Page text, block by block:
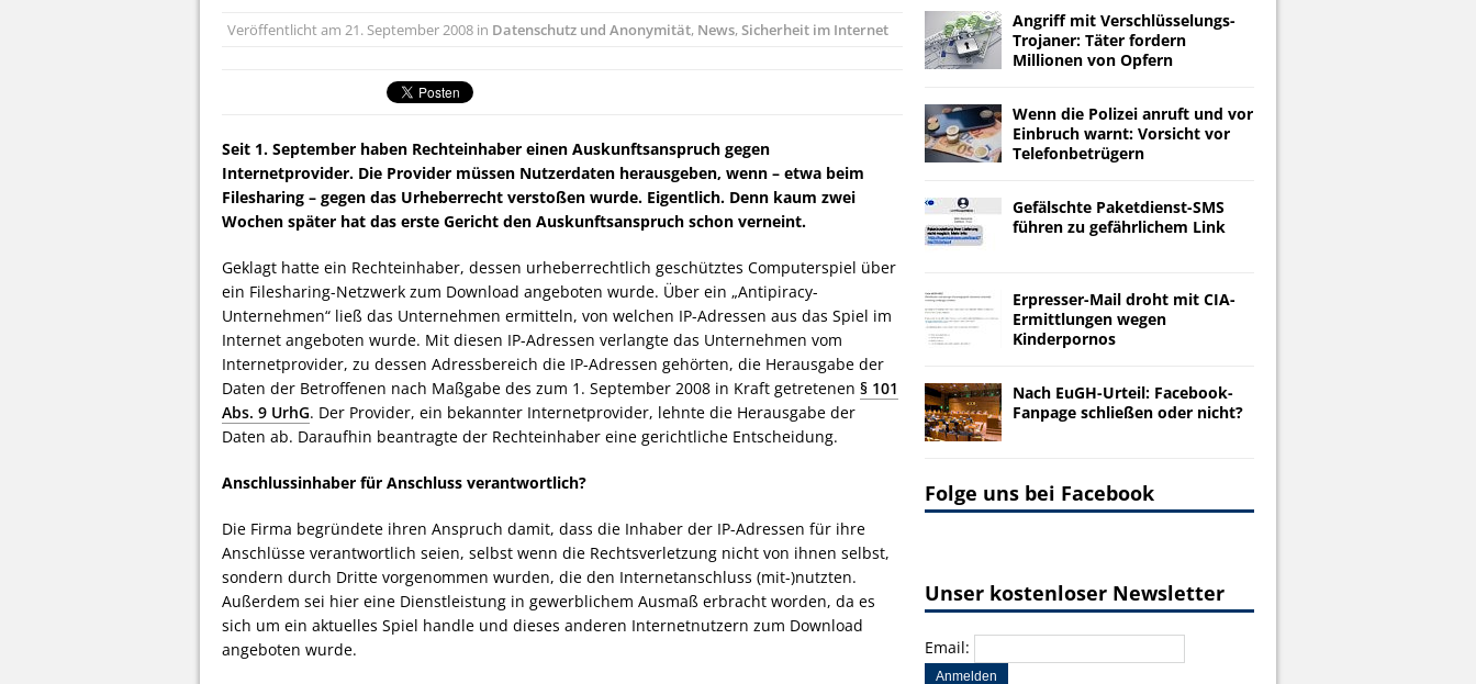
Veröffentlicht am 21. September 2008 in Datenschutz und Anonymität, News,Sicherheit im Internet
Seit 1. September haben Rechteinhaber einen Auskunftsanspruch gegen
Internetprovider. Die Provider müssen Nutzerdaten herausgeben, wenn – etwa beim
Filesharing – gegen das Urheberrecht verstoßen wurde. Eigentlich. Denn kaum zwei
Wochen später hat das erste Gericht den Auskunftsanspruch schon verneint.
Geklagt hatte ein Rechteinhaber, dessen urheberrechtlich geschütztes Computerspiel über
ein Filesharing-Netzwerk zum Download angeboten wurde. Über ein „Antipiracy-
Unternehmen“ ließ das Unternehmen ermitteln, von welchen IP-Adressen aus das Spiel im
Internet angeboten wurde. Mit diesen IP-Adressen verlangte das Unternehmen vom
Internetprovider, zu dessen Adressbereich die IP-Adressen gehörten, die Herausgabe der
Daten der Betroffenen nach Maßgabe des zum 1. September 2008 in Kraft getretenen § 101
Abs. 9 UrhG. Der Provider, ein bekannter Internetprovider, lehnte die Herausgabe der
Daten ab. Daraufhin beantragte der Rechteinhaber eine gerichtliche Entscheidung.
Anschlussinhaber für Anschluss verantwortlich?
Die Firma begründete ihren Anspruch damit, dass die Inhaber der IP-Adressen für ihre
Anschlüsse verantwortlich seien, selbst wenn die Rechtsverletzung nicht von ihnen selbst,
sondern durch Dritte vorgenommen wurden, die den Internetanschluss (mit-)nutzten.
Außerdem sei hier eine Dienstleistung in gewerblichem Ausmaß erbracht worden, da es
sich um ein aktuelles Spiel handle und dieses anderen Internetnutzern zum Download
angeboten wurde.
Angriff mit Verschlüsselungs-
Trojaner: Täter fordern
Millionen von Opfern
Wenn die Polizei anruft und vor
Einbruch warnt: Vorsicht vor
Telefonbetrügern
Gefälschte Paketdienst-SMS
führen zu gefährlichem Link
Erpresser-Mail droht mit CIA-
Ermittlungen wegen
Kinderpornos
Nach EuGH-Urteil: Facebook-
Fanpage schließen oder nicht?
Folge uns bei Facebook
Unser kostenloser Newsletter
Email: